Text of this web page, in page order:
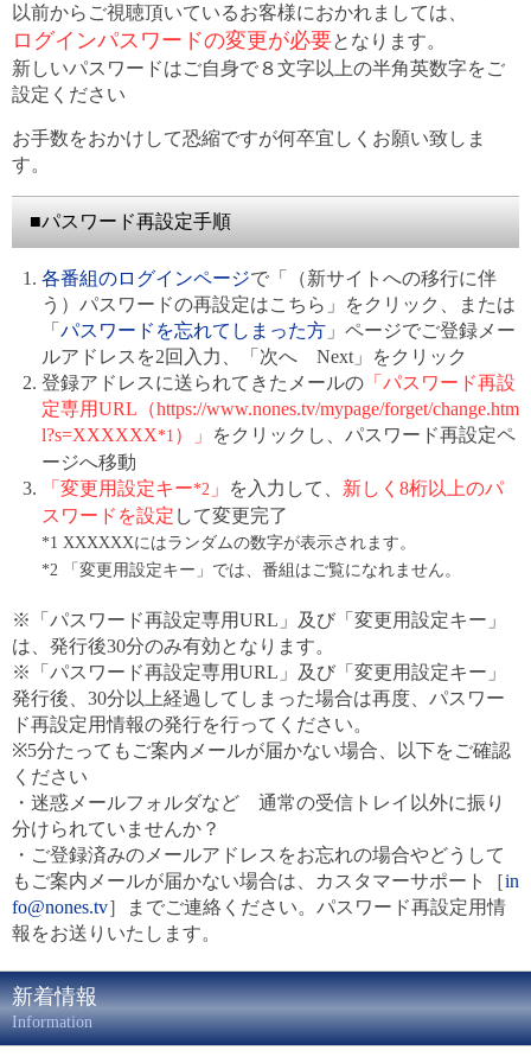
以前からご視聴頂いているお客様におかれましては、
ログインパスワードの変更が必要となります。
新しいパスワードはご自身で８文字以上の半角英数字をご
設定ください
お手数をおかけして恐縮ですが何卒宜しくお願い致しま
す。
■パスワード再設定手順
各番組のログインページで「（新サイトへの移行に伴
う）パスワードの再設定はこちら」をクリック、または
「 パスワードを忘れてしまった方 」ページでご登録メー
ルアドレスを2回入力、「次へ Next」をクリック
登録アドレスに送られてきたメールの 「パスワード再設
定専用URL（https://www.nones.tv/mypage/forget/change.htm
l?s=XXXXXX*1 ）」
をクリックし、パスワード再設定ペ
ージへ移動
「変更用設定キー*2 」 を入力して、 新しく8桁以上のパ
スワードを設定 して変更完了
*1 XXXXXXにはランダムの数字が表示されます。
*2 「変更用設定キー」では、番組はご覧になれません。
※「パスワード再設定専用URL」及び「変更用設定キー」
は、発行後30分のみ有効となります。
※「パスワード再設定専用URL」及び「変更用設定キー」
発行後、30分以上経過してしまった場合は再度、パスワー
ド再設定用情報の発行を行ってください。
※5分たってもご案内メールが届かない場合、以下をご確認
ください
・迷惑メールフォルダなど 通常の受信トレイ以外に振り
分けられていませんか？
・ご登録済みのメールアドレスをお忘れの場合やどうして
もご案内メールが届かない場合は、カスタマーサポート［in
fo@nones.tv］までご連絡ください。パスワード再設定用情
報をお送りいたします。
新着情報
Information